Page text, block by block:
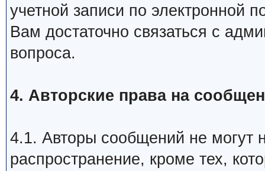
учетной записи по электронной
Вам достаточно связаться с
вопроса.
4. Авторские права на
4.1. Авторы сообщений не могут
распространение, кроме тех,